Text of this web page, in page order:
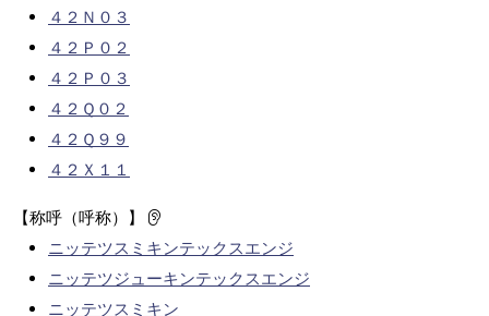
４２Ｎ０３
４２Ｐ０２
４２Ｐ０３
４２Ｑ０２
４２Ｑ９９
４２Ｘ１１
【称呼（呼称）】
ニッテツスミキンテックスエンジ
ニッテツジューキンテックスエンジ
ニッテツスミキン